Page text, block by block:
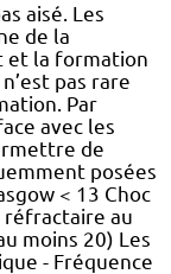
aisé. Les
de la
et la formation
pas rare
Par
avec les
de
posées
< 13 Choc
réfractaire au
moins 20) Les
- Fréquence